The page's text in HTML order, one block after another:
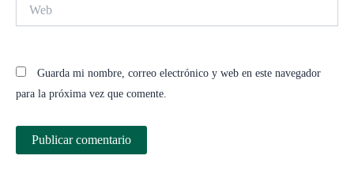
Guarda mi nombre, correo electrónico y web en este navegador
para la próxima vez que comente.